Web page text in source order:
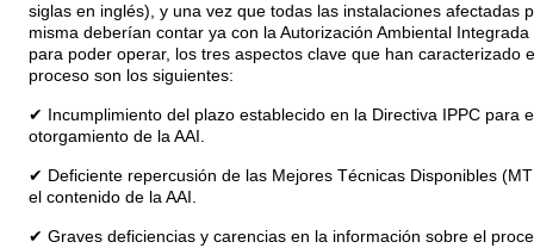
siglas en inglés), y una vez que todas las instalaciones afectadas
misma deberían contar ya con la Autorización Ambiental Integrada
para poder operar, los tres aspectos clave que han caracterizado
proceso son los siguientes:
✔ Incumplimiento del plazo establecido en la Directiva IPPC para
otorgamiento de la AAI.
✔ Deficiente repercusión de las Mejores Técnicas Disponibles
el contenido de la AAI.
✔ Graves deficiencias y carencias en la información sobre el